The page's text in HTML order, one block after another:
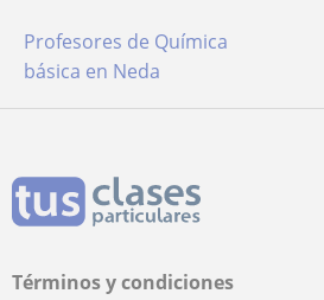
Profesores de Química
básica en Neda
Términos y condiciones